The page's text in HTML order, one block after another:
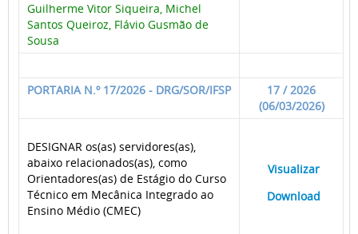
Guilherme Vitor Siqueira, Michel
Santos Queiroz, Flávio Gusmão de
Sousa
PORTARIA N.º 17/2026 - DRG/SOR/IFSP
17 / 2026
(06/03/2026)
DESIGNAR os(as) servidores(as),
abaixo relacionados(as), como
Orientadores(as) de Estágio do Curso
Técnico em Mecânica Integrado ao
Ensino Médio (CMEC)
Visualizar
Download